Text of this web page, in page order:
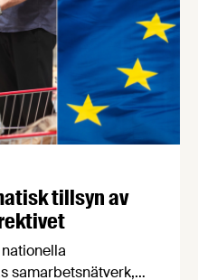
tillsyn av
samarbetsnätverk,